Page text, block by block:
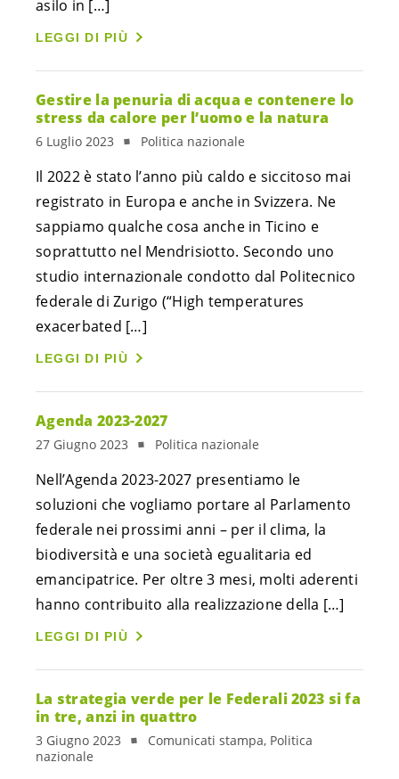
asilo in […]
LEGGI DI PIÙ
Gestire la penuria di acqua e contenere lo
stress da calore per l’uomo e la natura
6 Luglio 2023 Politica nazionale
Il 2022 è stato l’anno più caldo e siccitoso mai
registrato in Europa e anche in Svizzera. Ne
sappiamo qualche cosa anche in Ticino e
soprattutto nel Mendrisiotto. Secondo uno
studio internazionale condotto dal Politecnico
federale di Zurigo (“High temperatures
exacerbated […]
LEGGI DI PIÙ
Agenda 2023-2027
27 Giugno 2023 Politica nazionale
Nell’Agenda 2023-2027 presentiamo le
soluzioni che vogliamo portare al Parlamento
federale nei prossimi anni – per il clima, la
biodiversità e una società egualitaria ed
emancipatrice. Per oltre 3 mesi, molti aderenti
hanno contribuito alla realizzazione della […]
LEGGI DI PIÙ
La strategia verde per le Federali 2023 si fa
in tre, anzi in quattro
3 Giugno 2023
Comunicati stampa, Politica
nazionale